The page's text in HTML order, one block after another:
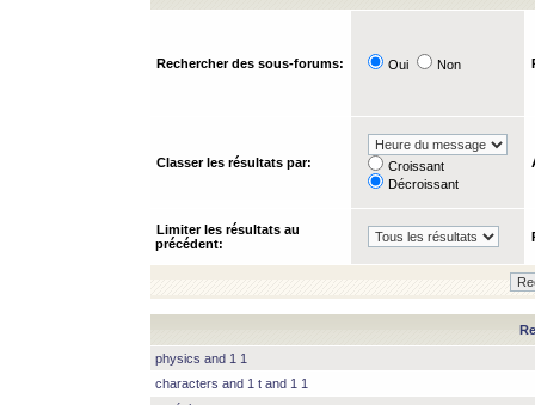
Rechercher des sous-forums: Oui Non
Classer les résultats par:
Croissant
Décroissant
Limiter les résultats au
précédent:
physics and 1 1
characters and 1 t and 1 1